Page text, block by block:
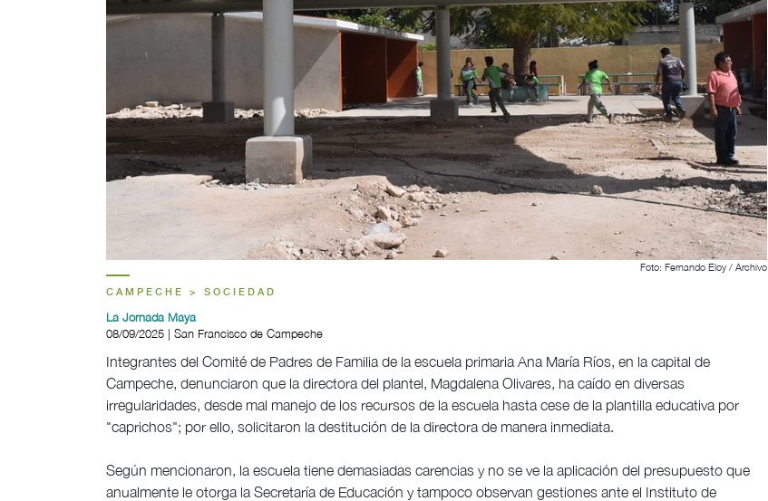
Foto: Fernando Eloy / Archivo
CAMPECHE > SOCIEDAD
La Jornada Maya
08/09/2025 | San Francisco de Campeche
Integrantes del Comité de Padres de Familia de la escuela primaria Ana María Ríos, en la capital de
Campeche, denunciaron que la directora del plantel, Magdalena Olivares, ha caído en diversas
irregularidades, desde mal manejo de los recursos de la escuela hasta cese de la plantilla educativa por
"caprichos"; por ello, solicitaron la destitución de la directora de manera inmediata.
Según mencionaron, la escuela tiene demasiadas carencias y no se ve la aplicación del presupuesto que
anualmente le otorga la Secretaría de Educación y tampoco observan gestiones ante el Instituto de